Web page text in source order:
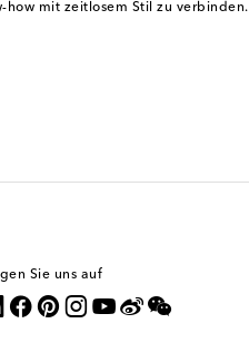
how mit zeitlosem Stil zu verbinden.
Sie uns auf